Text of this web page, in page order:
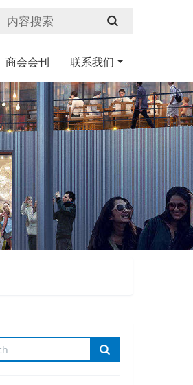
商会会刊 联系我们